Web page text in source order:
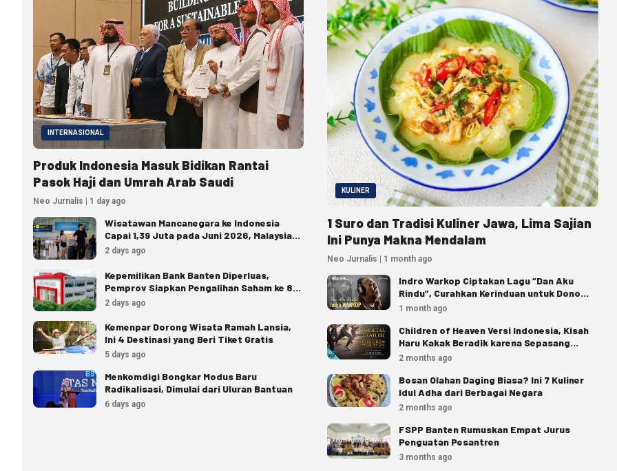
INTERNASIONAL
Produk Indonesia Masuk Bidikan Rantai
Pasok Haji dan Umrah Arab Saudi
Neo Jurnalis | 1 day ago
Wisatawan Mancanegara ke Indonesia
Capai 1,39 Juta pada Juni 2026, Malaysia
Terbanyak
2 days ago
Kepemilikan Bank Banten Diperluas,
Pemprov Siapkan Pengalihan Saham ke 8
Pemda
2 days ago
Kemenpar Dorong Wisata Ramah Lansia,
Ini 4 Destinasi yang Beri Tiket Gratis
5 days ago
Menkomdigi Bongkar Modus Baru
Radikalisasi, Dimulai dari Uluran Bantuan
6 days ago
KULINER
1 Suro dan Tradisi Kuliner Jawa, Lima Sajian
Ini Punya Makna Mendalam
Neo Jurnalis | 1 month ago
Indro Warkop Ciptakan Lagu “Dan Aku
Rindu”, Curahkan Kerinduan untuk Dono
dan Kasino
1 month ago
Children of Heaven Versi Indonesia, Kisah
Haru Kakak Beradik karena Sepasang
Sepatu
2 months ago
Bosan Olahan Daging Biasa? Ini 7 Kuliner
Idul Adha dari Berbagai Negara
2 months ago
FSPP Banten Rumuskan Empat Jurus
Penguatan Pesantren
3 months ago